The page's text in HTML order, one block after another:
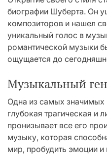
биографии Шуберта. Он
композиторов и нашел
уникальный голос в
романтической музыки
ощущается до
Музыкальный
Одна из самых значимых
глубокая трагическая и
пронизывает все его
музыку, которая
мир, пробудить эмоции и